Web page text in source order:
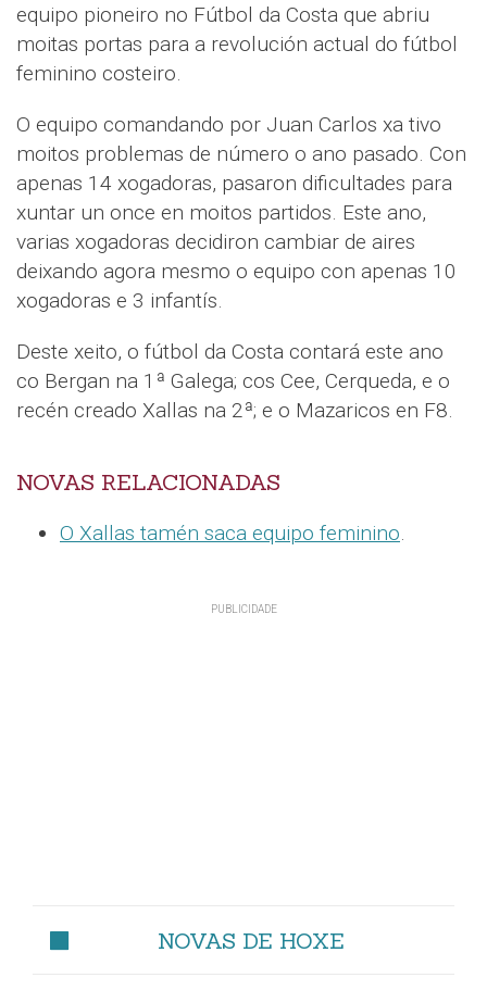
equipo pioneiro no Fútbol da Costa que abriu
moitas portas para a revolución actual do fútbol
feminino costeiro.
O equipo comandando por Juan Carlos xa tivo
moitos problemas de número o ano pasado. Con
apenas 14 xogadoras, pasaron dificultades para
xuntar un once en moitos partidos. Este ano,
varias xogadoras decidiron cambiar de aires
deixando agora mesmo o equipo con apenas 10
xogadoras e 3 infantís.
Deste xeito, o fútbol da Costa contará este ano
co Bergan na 1ª Galega; cos Cee, Cerqueda, e o
recén creado Xallas na 2ª; e o Mazaricos en F8.
NOVAS RELACIONADAS
O Xallas tamén saca equipo feminino.
NOVAS DE HOXE